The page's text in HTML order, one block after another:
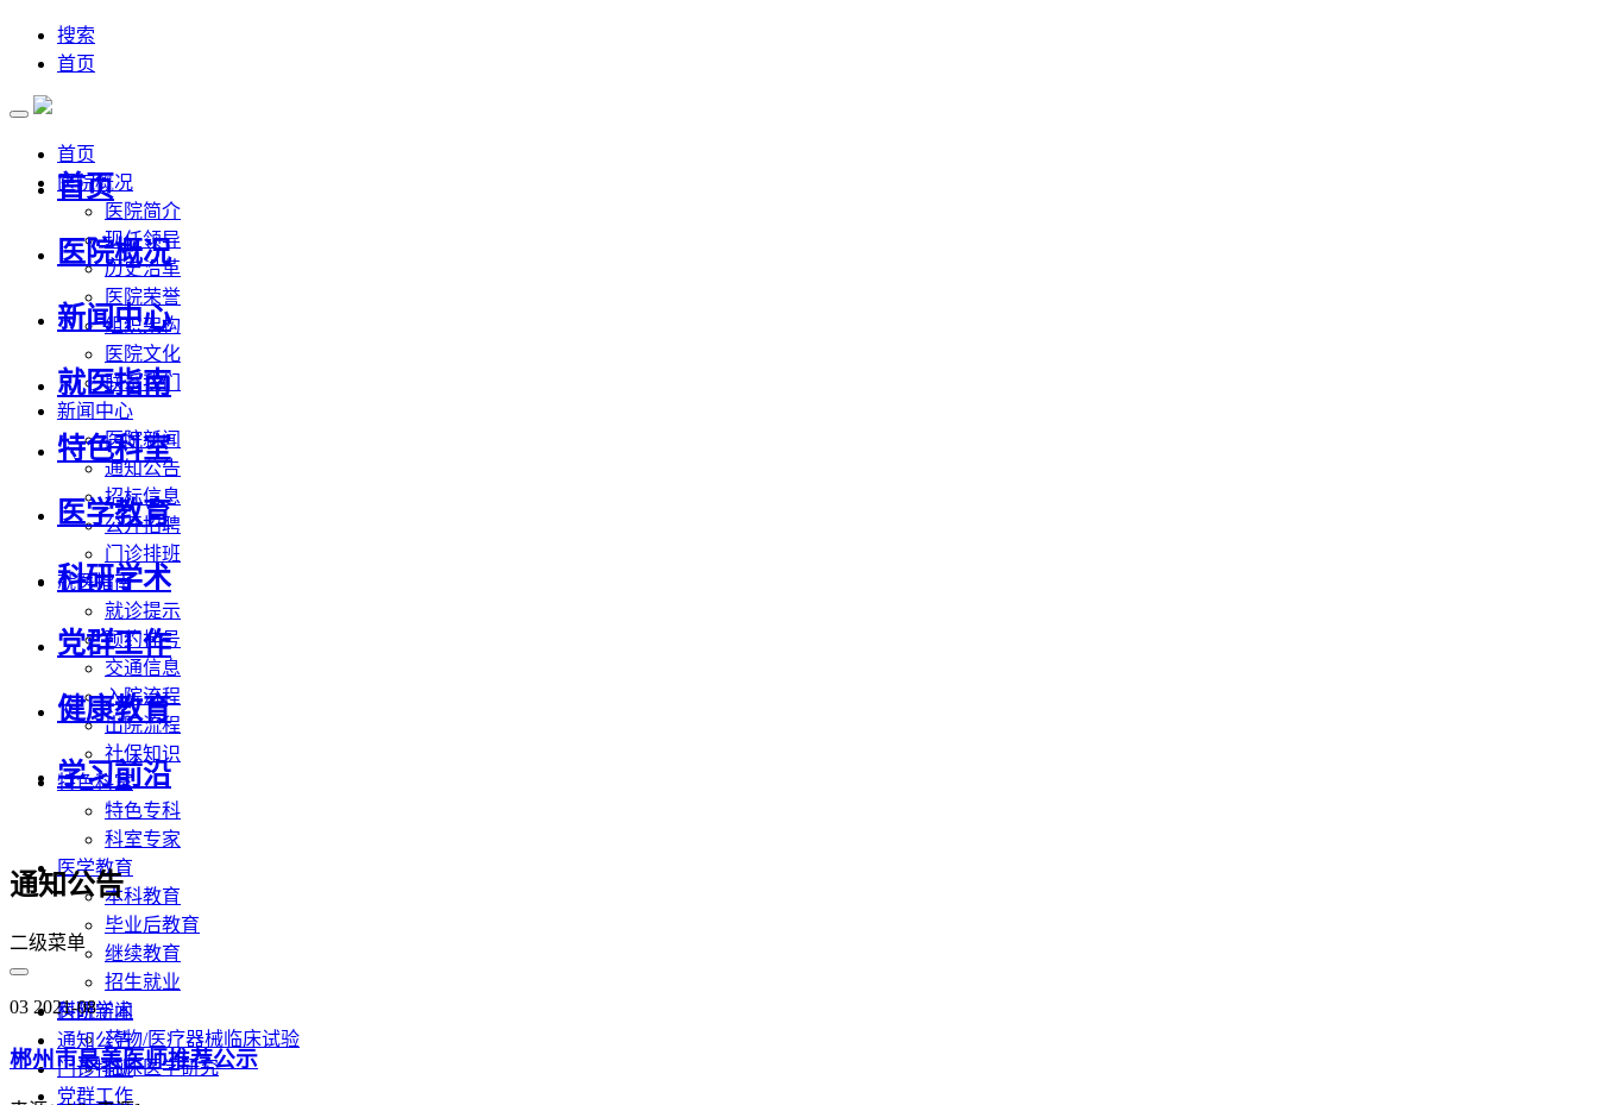
搜索
首页
首页
医院概况
医院简介
现任领导
历史沿革
医院荣誉
组织架构
医院文化
联系我们
新闻中心
医院新闻
通知公告
招标信息
公开招聘
门诊排班
就医指南
就诊提示
预约挂号
交通信息
入院流程
出院流程
社保知识
特色科室
特色专科
科室专家
医学教育
本科教育
毕业后教育
继续教育
招生就业
科研学术
药物/医疗器械临床试验
临床医学研究
党群工作
首页
医院概况
新闻中心
就医指南
特色科室
医学教育
科研学术
党群工作
健康教育
学习前沿
通知公告
二级菜单
医院新闻
通知公告
门诊排班
03 2021-08
郴州市最美医师推荐公示